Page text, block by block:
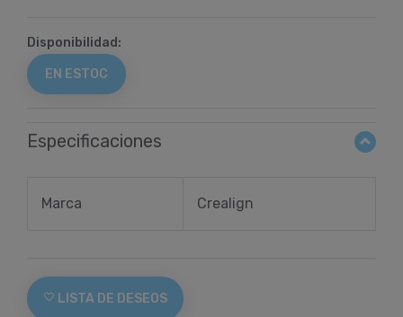
Disponibilidad:
EN ESTOC
Especificaciones
Marca Crealign
favorite_border LISTA DE DESEOS